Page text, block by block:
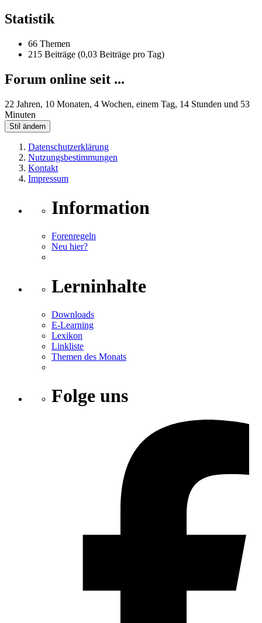
Statistik
66 Themen
215 Beiträge (0,03 Beiträge pro Tag)
Forum online seit ...
22 Jahren, 10 Monaten, 4 Wochen, einem Tag, 14 Stunden und 53
Minuten
Stil ändern
Datenschutzerklärung
Nutzungsbestimmungen
Kontakt
Impressum
Information
Forenregeln
Neu hier?
Lerninhalte
Downloads
E-Learning
Lexikon
Linkliste
Themen des Monats
Folge uns